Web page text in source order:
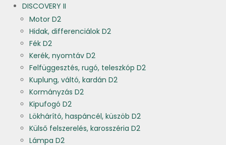
DISCOVERY II
Motor D2
Hidak, differenciálok D2
Fék D2
Kerék, nyomtáv D2
Felfüggesztés, rugó, teleszkóp D2
Kuplung, váltó, kardán D2
Kormányzás D2
Kipufogó D2
Lökhárító, haspáncél, küszöb D2
Külső felszerelés, karosszéria D2
Lámpa D2